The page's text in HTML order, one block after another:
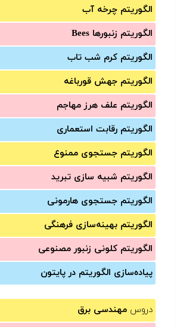
الگوریتم چرخه آب
الگوریتم زنبورها Bees
الگوریتم کرم شب تاب
الگوریتم جهش قورباغه
الگوریتم علف هرز مهاجم
الگوریتم رقابت استعماری
الگوریتم جستجوی ممنوع
الگوریتم شبیه سازی تبرید
الگوریتم جستجوی هارمونی
الگوریتم بهینه‌سازی فرهنگی
الگوریتم کلونی زنبور مصنوعی
پیاده‌سازی الگوریتم در پایتون
دروس مهندسی برق